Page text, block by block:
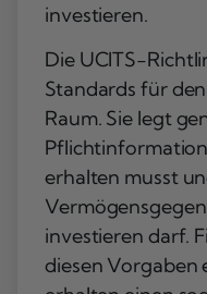
investieren.
Die UCITS-
Standards für
Raum. Sie legt
erhalten musst
investieren darf.
diesen Vorgaben